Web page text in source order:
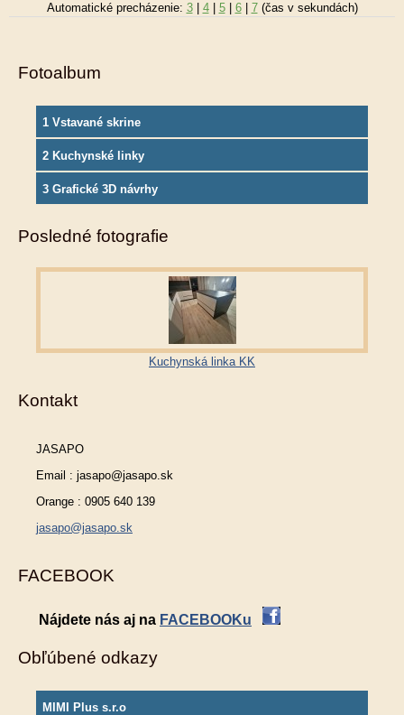
Automatické precházenie: 3| 4| 5| 6| 7(čas v sekundách)
Fotoalbum
1 Vstavané skrine
2 Kuchynské linky
3 Grafické 3D návrhy
Posledné fotografie
Kuchynská linka KK
Kontakt
JASAPO
Email : jasapo@jasapo.sk
Orange : 0905 640 139
jasapo@jasapo.sk
FACEBOOK
Nájdete nás aj na FACEBOOKu
Obľúbené odkazy
MIMI Plus s.r.o